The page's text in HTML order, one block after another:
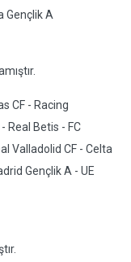
Gençlik A
CF - Racing
Real Betis - FC
Valladolid CF - Celta
Gençlik A - UE